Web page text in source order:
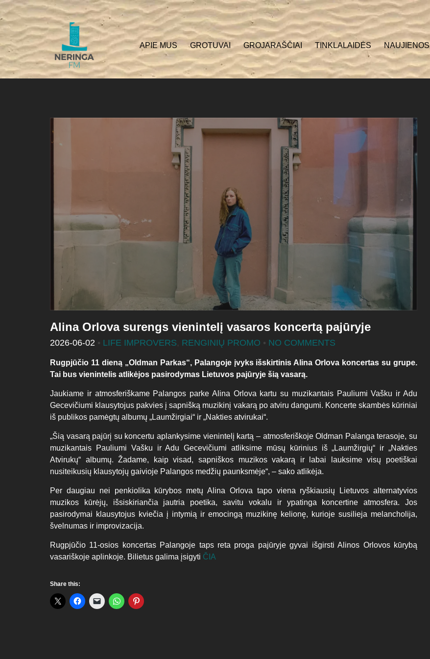
APIE MUS GROTUVAI GROJARAŠČIAI TINKLALAIDĖS NAUJIENOS
Alina Orlova surengs vienintelį vasaros koncertą pajūryje
2026-06-02 • LIFE IMPROVERS, RENGINIŲ PROMO • NO COMMENTS
Rugpjūčio 11 dieną „Oldman Parkas“, Palangoje įvyks išskirtinis Alina Orlova koncertas su grupe.
Tai bus vienintelis atlikėjos pasirodymas Lietuvos pajūryje šią vasarą.
Jaukiame ir atmosferiškame Palangos parke Alina Orlova kartu su muzikantais Pauliumi Vašku ir Adu
Gecevičiumi klausytojus pakvies į sapnišką muzikinį vakarą po atviru dangumi. Koncerte skambės kūriniai
iš publikos pamėgtų albumų „Laumžirgiai“ ir „Nakties atvirukai“.
„Šią vasarą pajūrį su koncertu aplankysime vienintelį kartą – atmosferiškoje Oldman Palanga terasoje, su
muzikantais Pauliumi Vašku ir Adu Gecevičiumi atliksime mūsų kūrinius iš „Laumžirgių“ ir „Nakties
Atvirukų“ albumų. Žadame, kaip visad, sapniškos muzikos vakarą ir labai lauksime visų poetiškai
nusiteikusių klausytojų gaivioje Palangos medžių paunksmėje“, – sako atlikėja.
Per daugiau nei penkiolika kūrybos metų Alina Orlova tapo viena ryškiausių Lietuvos alternatyvios
muzikos kūrėjų, išsiskiriančia jautria poetika, savitu vokalu ir ypatinga koncertine atmosfera. Jos
pasirodymai klausytojus kviečia į intymią ir emocingą muzikinę kelionę, kurioje susilieja melancholija,
švelnumas ir improvizacija.
Rugpjūčio 11-osios koncertas Palangoje taps reta proga pajūryje gyvai išgirsti Alinos Orlovos kūrybą
vasariškoje aplinkoje. Bilietus galima įsigyti ČIA
Share this: